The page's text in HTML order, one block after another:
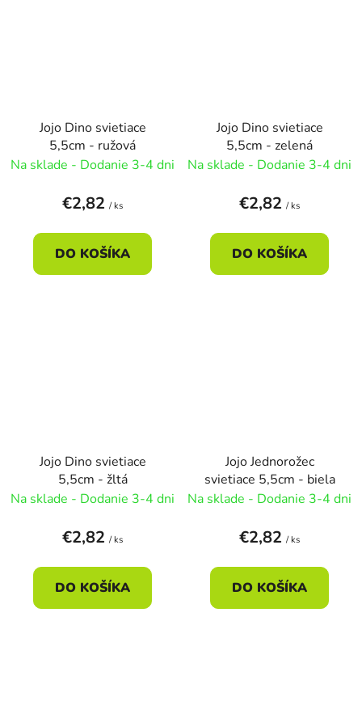
Jojo Dino svietiace
5,5cm - ružová
Na sklade - Dodanie 3-4 dni
€2,82 / ks
DO KOŠÍKA
Jojo Dino svietiace
5,5cm - zelená
Na sklade - Dodanie 3-4 dni
€2,82 / ks
DO KOŠÍKA
Jojo Dino svietiace
5,5cm - žltá
Na sklade - Dodanie 3-4 dni
€2,82 / ks
DO KOŠÍKA
Jojo Jednorožec
svietiace 5,5cm - biela
Na sklade - Dodanie 3-4 dni
€2,82 / ks
DO KOŠÍKA